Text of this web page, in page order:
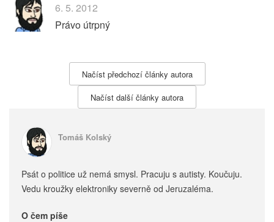
6. 5. 2012
Právo útrpný
Načíst předchozí články autora
Načíst další články autora
Tomáš Kolský
Psát o politice už nemá smysl. Pracuju s autisty. Koučuju.
Vedu kroužky elektroniky severně od Jeruzaléma.
O čem píše